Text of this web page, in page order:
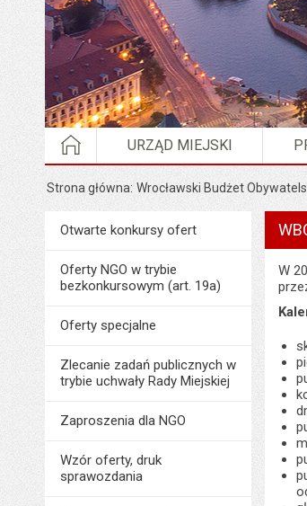
STRONA GŁÓWNA
URZĄD MIEJSKI
Strona główna Wrocławski Budżet
MenuOrganizacje pozarządowe
Otwarte konkursy ofert
Oferty NGO w trybie
bezkonkursowym (art. 19a)
Oferty specjalne
Zlecanie zadań publicznych w
trybie uchwały Rady Miejskiej
Zaproszenia dla NGO
Wzór oferty, druk
sprawozdania
W